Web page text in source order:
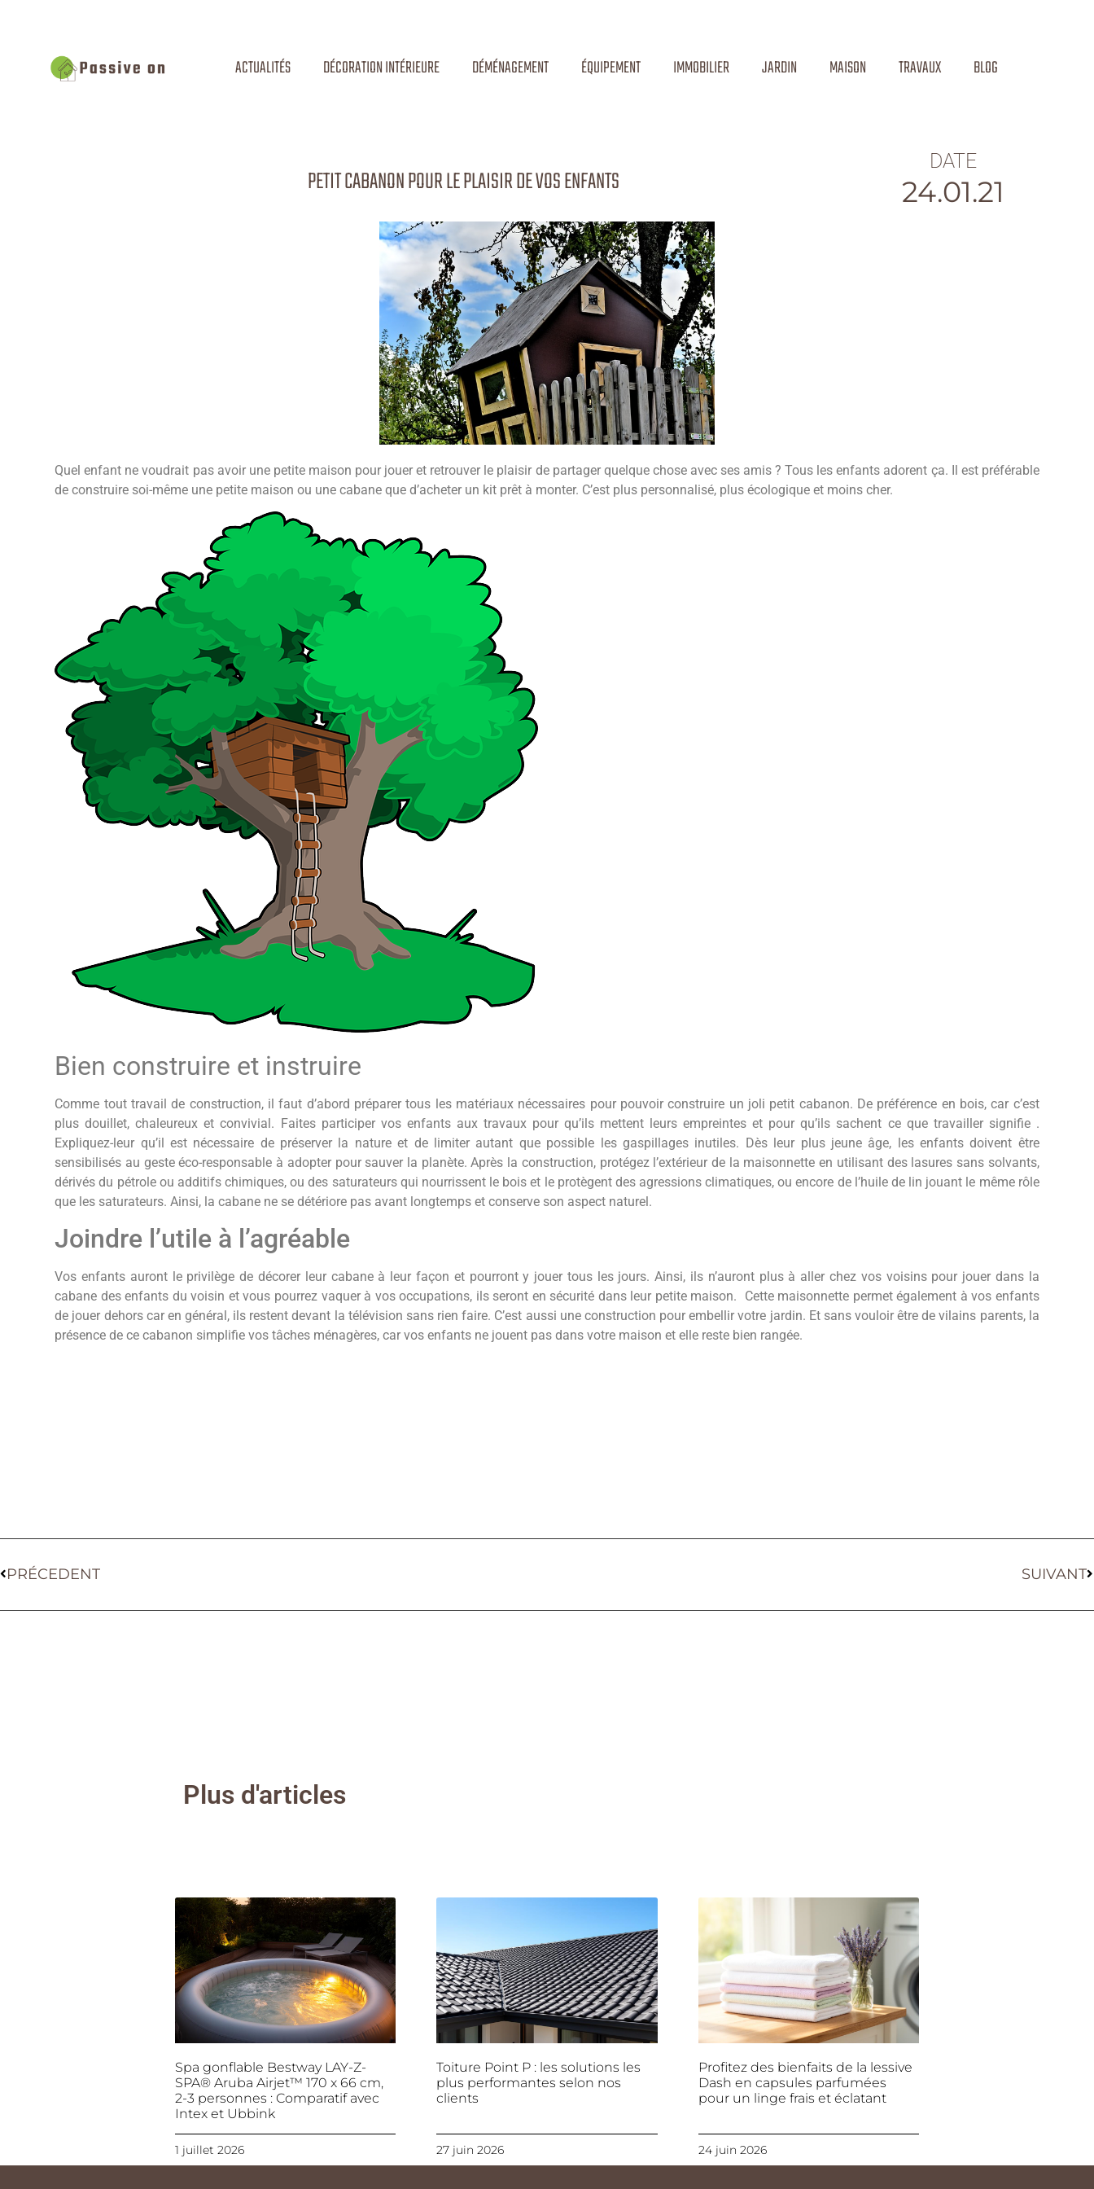
ACTUALITÉS DÉCORATION INTÉRIEURE DÉMÉNAGEMENT ÉQUIPEMENT IMMOBILIER JARDIN MAISON TRAVAUX BLOG
PETIT CABANON POUR LE PLAISIR DE VOS ENFANTS
DATE
24.01.21
Quel enfant ne voudrait pas avoir une petite maison pour jouer et retrouver le plaisir de partager quelque chose avec ses amis ? Tous les enfants adorent ça. Il est préférable
de construire soi-même une petite maison ou une cabane que d’acheter un kit prêt à monter. C’est plus personnalisé, plus écologique et moins cher.
Bien construire et instruire
Comme tout travail de construction, il faut d’abord préparer tous les matériaux nécessaires pour pouvoir construire un joli petit cabanon. De préférence en bois, car c’est
plus douillet, chaleureux et convivial. Faites participer vos enfants aux travaux pour qu’ils mettent leurs empreintes et pour qu’ils sachent ce que travailler signifie .
Expliquez-leur qu’il est nécessaire de préserver la nature et de limiter autant que possible les gaspillages inutiles. Dès leur plus jeune âge, les enfants doivent être
sensibilisés au geste éco-responsable à adopter pour sauver la planète. Après la construction, protégez l’extérieur de la maisonnette en utilisant des lasures sans solvants,
dérivés du pétrole ou additifs chimiques, ou des saturateurs qui nourrissent le bois et le protègent des agressions climatiques, ou encore de l’huile de lin jouant le même rôle
que les saturateurs. Ainsi, la cabane ne se détériore pas avant longtemps et conserve son aspect naturel.
Joindre l’utile à l’agréable
Vos enfants auront le privilège de décorer leur cabane à leur façon et pourront y jouer tous les jours. Ainsi, ils n’auront plus à aller chez vos voisins pour jouer dans la
cabane des enfants du voisin et vous pourrez vaquer à vos occupations, ils seront en sécurité dans leur petite maison. Cette maisonnette permet également à vos enfants
de jouer dehors car en général, ils restent devant la télévision sans rien faire. C’est aussi une construction pour embellir votre jardin. Et sans vouloir être de vilains parents, la
présence de ce cabanon simplifie vos tâches ménagères, car vos enfants ne jouent pas dans votre maison et elle reste bien rangée.
PRÉCEDENT SUIVANT
Plus d'articles
Spa gonflable Bestway LAY-Z-
SPA® Aruba Airjet™ 170 x 66 cm,
2-3 personnes : Comparatif avec
Intex et Ubbink
1 juillet 2026
Toiture Point P : les solutions les
plus performantes selon nos
clients
27 juin 2026
Profitez des bienfaits de la lessive
Dash en capsules parfumées
pour un linge frais et éclatant
24 juin 2026